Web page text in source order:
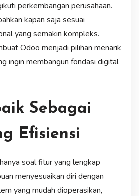
perkembangan perusahaan.
kapan saja sesuai
yang semakin kompleks.
Odoo menjadi pilihan menarik
ingin membangun fondasi digital
Sebagai
Efisiensi
soal fitur yang lengkap
menyesuaikan diri dengan
yang mudah dioperasikan,